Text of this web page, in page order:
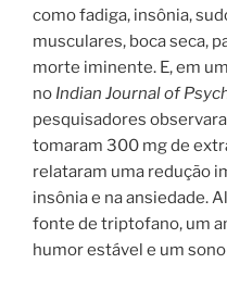
como fadiga, insônia,
musculares, boca seca,
morte iminente. E, em
no Indian Journal of
pesquisadores
tomaram 300 mg de
relataram uma redução
insônia e na ansiedade.
fonte de triptofano, um
humor estável e um